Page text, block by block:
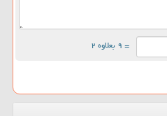
= ۹ بعلاوه ۲